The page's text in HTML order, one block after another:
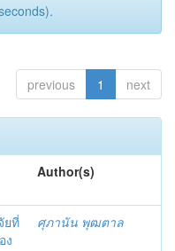
previous 1 next
Author(s)
ยที่
ง
ศุภานัน พุฒตาล